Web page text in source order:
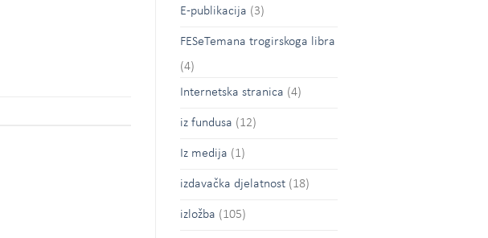
E-publikacija (3)
FESeTemana trogirskoga libra
(4)
Internetska stranica (4)
iz fundusa (12)
Iz medija (1)
izdavačka djelatnost(18)
izložba (105)